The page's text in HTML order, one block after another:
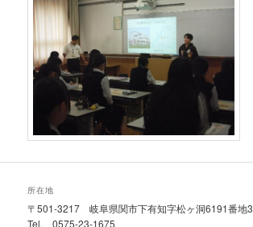
所在地
〒501-3217 岐阜県関市下有知字松ヶ洞6191番地3
Tel. 0575-23-1675